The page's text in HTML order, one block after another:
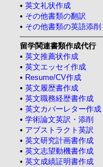
• 英文礼状作成
• その他書類の翻訳
• その他書類の英語添削
留学関連書類作成代行
• 英文推薦状作成
• 英文エッセイ作成
• Resume/CV作成
• 英文履歴書作成
• 英文職務経歴書作成
• 英文カバーレター作成
• 学術論文英訳・添削
• アブストラクト英訳
• 英文研究計画書作成
• 英文志望動機書作成
• 英文成績証明書作成